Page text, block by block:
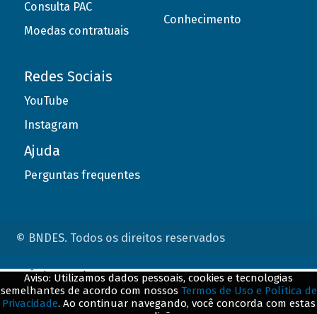
Consulta PAC
Moedas contratuais
Conhecimento
Redes Sociais
YouTube
Instagram
Ajuda
Perguntas frequentes
© BNDES. Todos os direitos reservados
Aviso: Utilizamos dados pessoais, cookies e tecnologias
semelhantes de acordo com nossos Termos de Uso e Política de
Privacidade. Ao continuar navegando, você concorda com estas
ConteÃºdo complementar
${title}${badge}